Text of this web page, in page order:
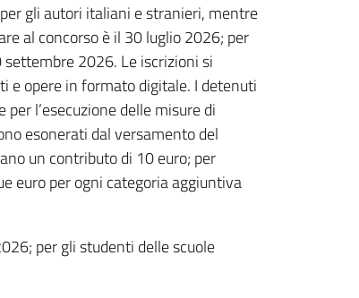
gli autori italiani e stranieri, mentre
al concorso è il 30 luglio 2026; per
2026. Le iscrizioni si
e opere in formato digitale. I detenuti
l’esecuzione delle misure di
esonerati dal versamento del
un contributo di 10 euro; per
euro per ogni categoria aggiuntiva
per gli studenti delle scuole